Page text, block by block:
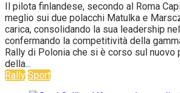
Il pilota finlandese, secondo al Roma
meglio sui due polacchi Matulka e
carica, consolidando la sua leadership
confermando la competitività della
Rally di Polonia che si è corso sul nuovo
della...
Rally Sport